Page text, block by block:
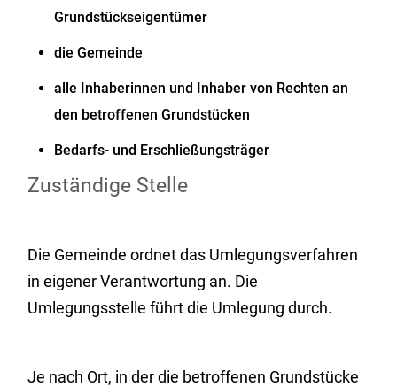
Grundstückseigentümer
die Gemeinde
alle Inhaberinnen und Inhaber von Rechten an
den betroffenen Grundstücken
Bedarfs- und Erschließungsträger
Zuständige Stelle
Die Gemeinde ordnet das Umlegungsverfahren
in eigener Verantwortung an. Die
Umlegungsstelle führt die Umlegung durch.
Je nach Ort, in der die betroffenen Grundstücke